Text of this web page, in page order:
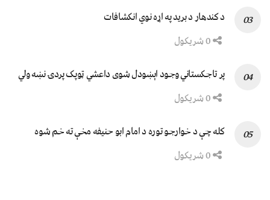
د کندهار د برید په اړه نوي انکشافات
پر تاجکستاني وجود اېښودل شوی داعشي ټوپک پردۍ نښه ولي
کله چې د خوارجو توره د امام ابو حنیفه مخې ته خم شوه